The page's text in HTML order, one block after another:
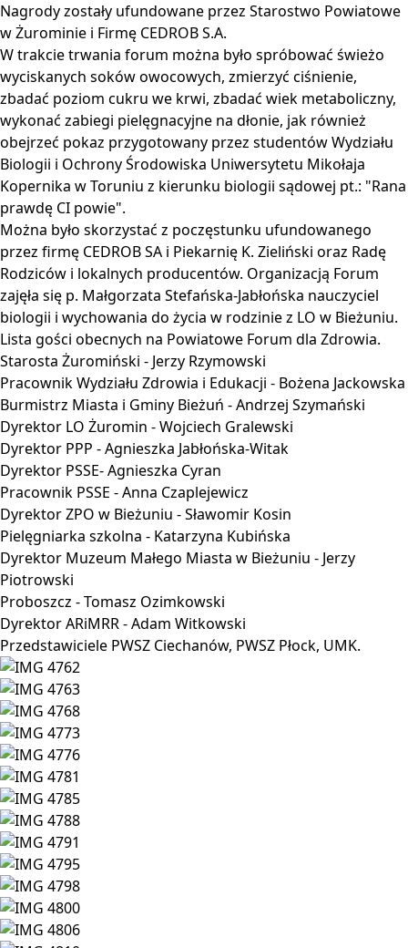
Nagrody zostały ufundowane przez Starostwo Powiatowe
w Żurominie i Firmę CEDROB S.A.
W trakcie trwania forum można było spróbować świeżo
wyciskanych soków owocowych, zmierzyć ciśnienie,
zbadać poziom cukru we krwi, zbadać wiek metaboliczny,
wykonać zabiegi pielęgnacyjne na dłonie, jak również
obejrzeć pokaz przygotowany przez studentów Wydziału
Biologii i Ochrony Środowiska Uniwersytetu Mikołaja
Kopernika w Toruniu z kierunku biologii sądowej pt.: "Rana
prawdę CI powie".
Można było skorzystać z poczęstunku ufundowanego
przez firmę CEDROB SA i Piekarnię K. Zieliński oraz Radę
Rodziców i lokalnych producentów. Organizacją Forum
zajęła się p. Małgorzata Stefańska-Jabłońska nauczyciel
biologii i wychowania do życia w rodzinie z LO w Bieżuniu.
Lista gości obecnych na Powiatowe Forum dla Zdrowia.
Starosta Żuromiński - Jerzy Rzymowski
Pracownik Wydziału Zdrowia i Edukacji - Bożena Jackowska
Burmistrz Miasta i Gminy Bieżuń - Andrzej Szymański
Dyrektor LO Żuromin - Wojciech Gralewski
Dyrektor PPP - Agnieszka Jabłońska-Witak
Dyrektor PSSE- Agnieszka Cyran
Pracownik PSSE - Anna Czaplejewicz
Dyrektor ZPO w Bieżuniu - Sławomir Kosin
Pielęgniarka szkolna - Katarzyna Kubińska
Dyrektor Muzeum Małego Miasta w Bieżuniu - Jerzy
Piotrowski
Proboszcz - Tomasz Ozimkowski
Dyrektor ARiMRR - Adam Witkowski
Przedstawiciele PWSZ Ciechanów, PWSZ Płock, UMK.